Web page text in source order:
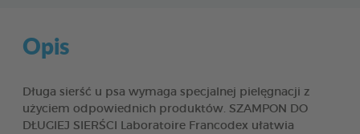
Opis
Długa sierść u psa wymaga specjalnej pielęgnacji z
użyciem odpowiednich produktów. SZAMPON DO
DŁUGIEJ SIERŚCI Laboratoire Francodex ułatwia